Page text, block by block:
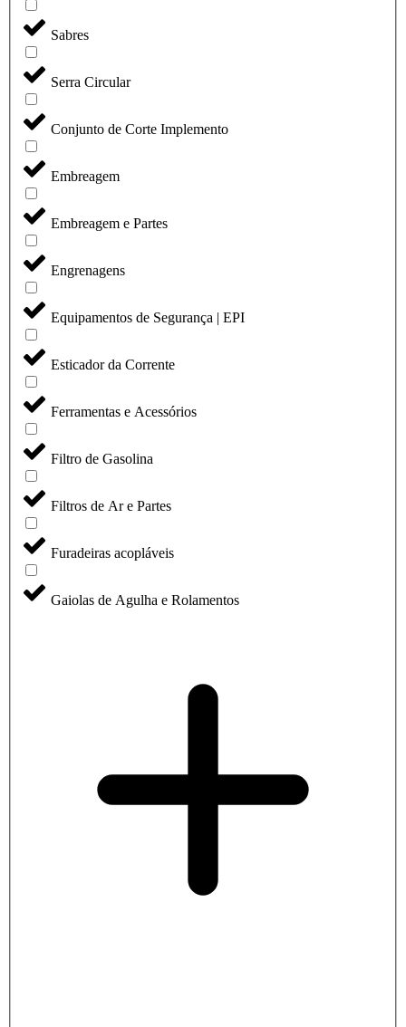
Sabres
Serra Circular
Conjunto de Corte Implemento
Embreagem
Embreagem e Partes
Engrenagens
Equipamentos de Segurança | EPI
Esticador da Corrente
Ferramentas e Acessórios
Filtro de Gasolina
Filtros de Ar e Partes
Furadeiras acopláveis
Gaiolas de Agulha e Rolamentos